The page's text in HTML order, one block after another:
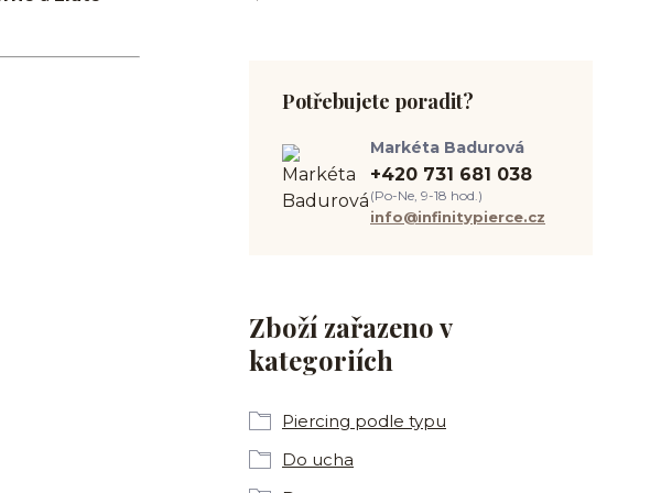
Zboží zařazeno v
kategoriích
Piercing podle typu
Do ucha
Potřebujete poradit?
Markéta Badurová
+420 731 681 038
(Po-Ne, 9-18 hod.)
info@infinitypierce.cz